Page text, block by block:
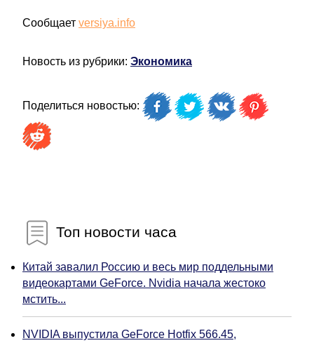
Сообщает versiya.info
Новость из рубрики: Экономика
Поделиться новостью:
Топ новости часа
Китай завалил Россию и весь мир поддельными
видеокартами GeForce. Nvidia начала жестоко
мстить...
NVIDIA выпустила GeForce Hotfix 566.45,